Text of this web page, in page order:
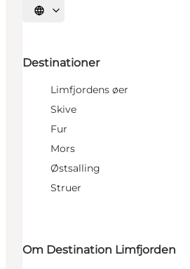
Vælg sprog
Destinationer
Limfjordens øer
Skive
Fur
Mors
Østsalling
Struer
Om Destination Limfjorden